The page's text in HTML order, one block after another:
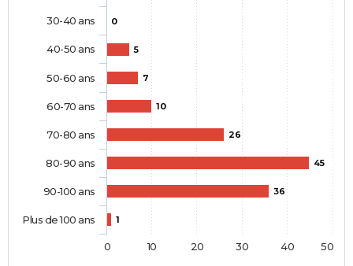
0
5
7
10
26
45
36
1
30-40 ans
40-50 ans
50-60 ans
60-70 ans
70-80 ans
80-90 ans
90-100 ans
Plus de 100 ans
0 10 20 30 40 50